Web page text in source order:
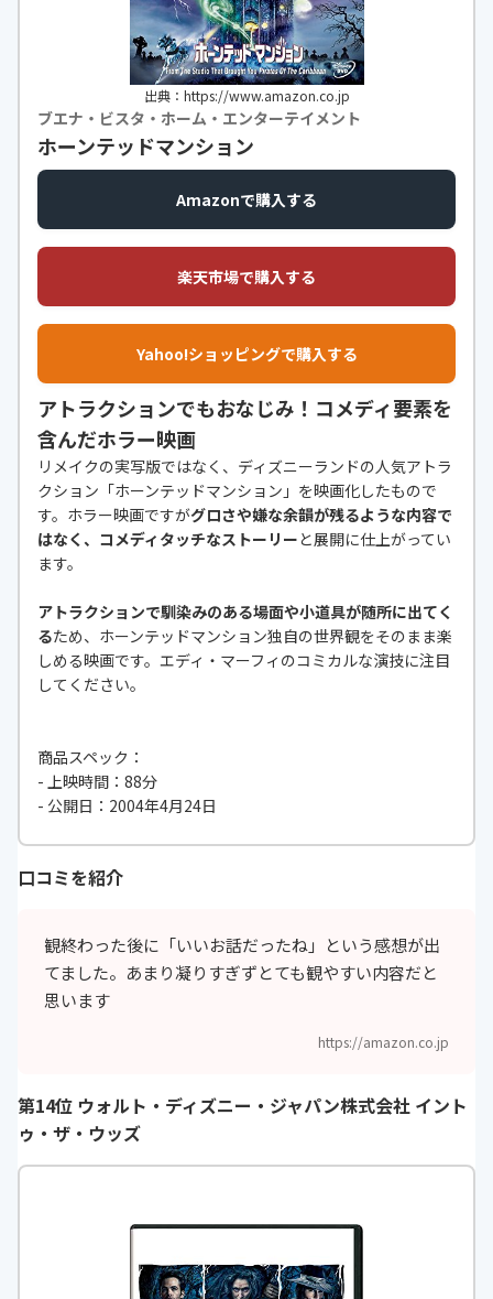
出典：https://www.amazon.co.jp
ブエナ・ビスタ・ホーム・エンターテイメント
ホーンテッドマンション
Amazonで購入する
楽天市場で購入する
Yahoo!ショッピングで購入する
アトラクションでもおなじみ！コメディ要素を
含んだホラー映画
リメイクの実写版ではなく、ディズニーランドの人気アトラ
クション「ホーンテッドマンション」を映画化したもので
す。ホラー映画ですがグロさや嫌な余韻が残るような内容で
はなく、コメディタッチなストーリーと展開に仕上がってい
ます。
アトラクションで馴染みのある場面や小道具が随所に出てく
るため、ホーンテッドマンション独自の世界観をそのまま楽
しめる映画です。エディ・マーフィのコミカルな演技に注目
してください。
商品スペック：
- 上映時間：88分
- 公開日：2004年4月24日
口コミを紹介
観終わった後に「いいお話だったね」という感想が出
てました。あまり凝りすぎずとても観やすい内容だと
思います
https://amazon.co.jp
第14位 ウォルト・ディズニー・ジャパン株式会社 イント
ゥ・ザ・ウッズ